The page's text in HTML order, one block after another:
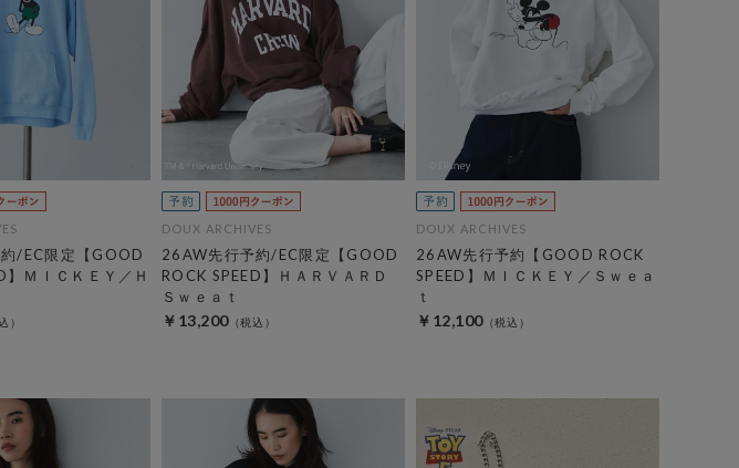
/EC限定【GOOD
】ＭＩＣＫＥＹ／Ｈ
DOUX ARCHIVES
26AW先行予約/EC限定【GOOD
ROCK SPEED】ＨＡＲＶＡＲＤ
Ｓｗｅａｔ
￥13,200
DOUX ARCHIVES
26AW先行予約【GOOD ROCK
SPEED】ＭＩＣＫＥＹ／Ｓｗｅａ
ｔ
￥12,100